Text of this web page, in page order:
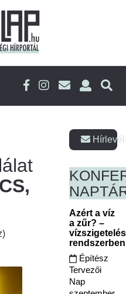
Azért a víz
a zűr? –
Építész
Tervezői
Nap